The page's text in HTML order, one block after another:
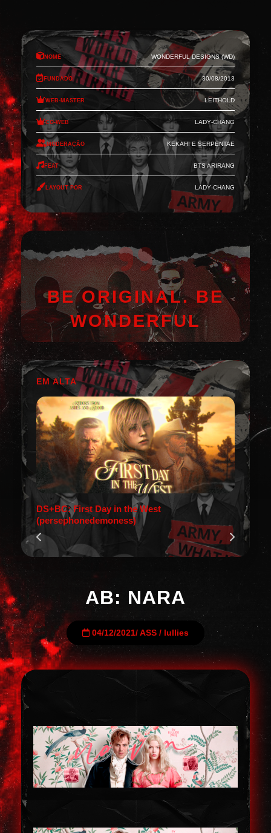
Nome Wonderful Designs (WD)
Fundado 30/08/2013
Web-Master Leithold
Co-Web Lady-Chang
Moderação Kekahi e Serpentae
Feat BTS Arirang
Layout por Lady-Chang
BE ORIGINAL. BE
WONDERFUL
EM ALTA
DS+BC: First Day in the West
(persephonedemoness)
AB: NARA
04/12/2021/ ASS / lullies